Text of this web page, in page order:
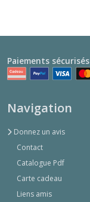
Paiements sécurisés
Navigation
Donnez un avis
Contact
Catalogue Pdf
Carte cadeau
Liens amis